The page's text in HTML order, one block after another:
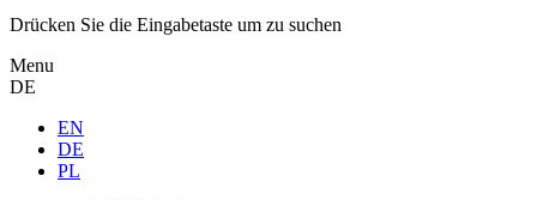
Drücken Sie die Eingabetaste um zu suchen
Menu
DE
EN
DE
PL